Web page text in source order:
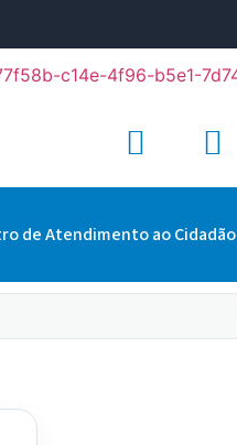
de Atendimento ao Cidadão